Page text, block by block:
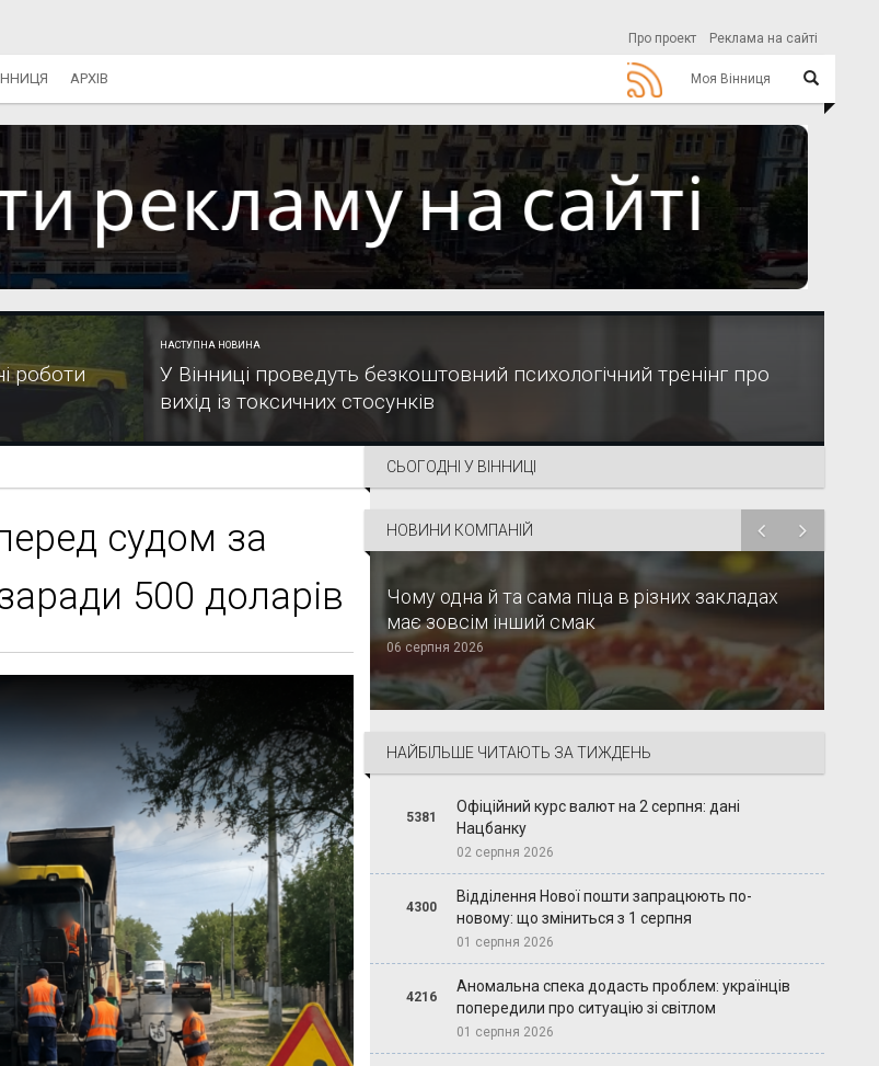
Про проект Реклама на сайті
Моя Вінниця
АРХІВ
роботи
НАСТУПНА НОВИНА
У Вінниці проведуть безкоштовний психологічний тренінг про
вихід із токсичних стосунків
судом за
500 доларів
СЬОГОДНІ У ВІННИЦІ
НОВИНИ КОМПАНІЙ
Чому одна й та сама піца в різних закладах
має зовсім інший смак
06 серпня 2026
НАЙБІЛЬШЕ ЧИТАЮТЬ ЗА ТИЖДЕНЬ
5381
Офіційний курс валют на 2 серпня: дані
Нацбанку
02 серпня 2026
4300
Відділення Нової пошти запрацюють по-
новому: що зміниться з 1 серпня
01 серпня 2026
4216
Аномальна спека додасть проблем: українців
попередили про ситуацію зі світлом
01 серпня 2026